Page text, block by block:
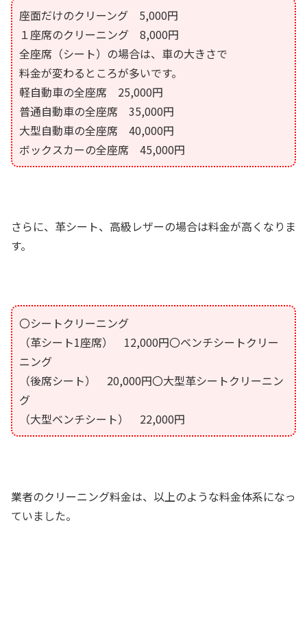
座面だけのクリーング 5,000円
１座席のクリーニング 8,000円
全座席（シート）の場合は、車の大きさで
料金が変わるところが多いです。
軽自動車の全座席 25,000円
普通自動車の全座席 35,000円
大型自動車の全座席 40,000円
ボックスカーの全座席 45,000円
さらに、革シート、高級レザーの場合は料金が高くなりま
す。
〇シートクリーニング
（革シート1座席） 12,000円〇ベンチシートクリー
ニング
（後席シート） 20,000円〇大型革シートクリーニン
グ
（大型ベンチシート） 22,000円
業者のクリーニング料金は、以上のような料金体系になっ
ていました。